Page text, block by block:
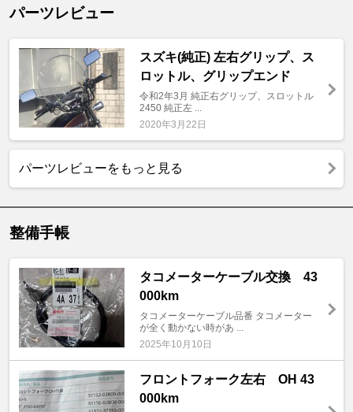
パーツレビュー
スズキ(純正) 左右グリップ、ス
ロットル、グリップエンド
令和2年3月 純正右グリップ、スロットル
2450 純正左 ...
2020年3月22日
パーツレビューをもっと見る
整備手帳
タコメーターケーブル交換 43
000km
タコメーターケーブル品番 タコメーター
が全く動かない時があ ...
2025年10月10日
フロントフォーク左右 OH 43
000km